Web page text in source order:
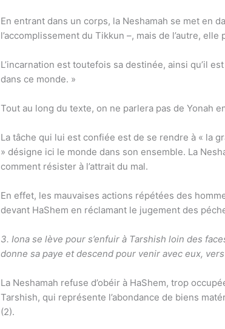
En entrant dans un corps, la Neshamah se met en
l’accomplissement du Tikkun –, mais de l’autre,
L’incarnation est toutefois sa destinée, ainsi qu’il
dans ce monde. »
Tout au long du texte, on ne parlera pas de Yonah
La tâche qui lui est confiée est de se rendre à « la
» désigne ici le monde dans son ensemble. La
comment résister à l’attrait du mal.
En effet, les mauvaises actions répétées des
devant HaShem en réclamant le jugement des
3. Iona se lève pour s’enfuir à Tarshish loin des
donne sa paye et descend pour venir avec eux,
La Neshamah refuse d’obéir à HaShem, trop
Tarshish, qui représente l’abondance de biens
(2).